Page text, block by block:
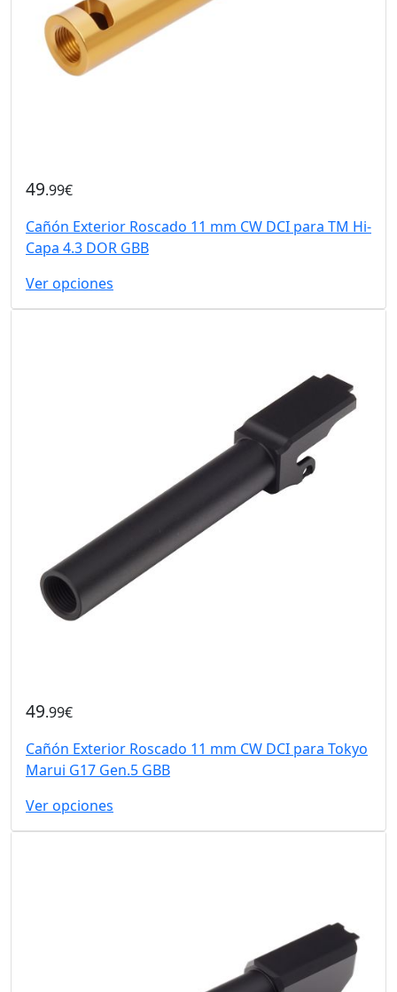
49.99€
Cañón Exterior Roscado 11 mm CW DCI para TM Hi-
Capa 4.3 DOR GBB
Ver opciones
49.99€
Cañón Exterior Roscado 11 mm CW DCI para Tokyo
Marui G17 Gen.5 GBB
Ver opciones